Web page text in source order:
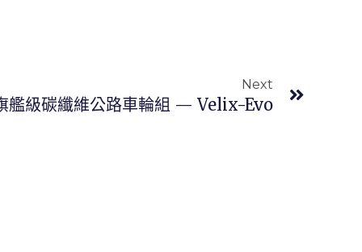
Next
級碳纖維公路車輪組 — Velix-Evo